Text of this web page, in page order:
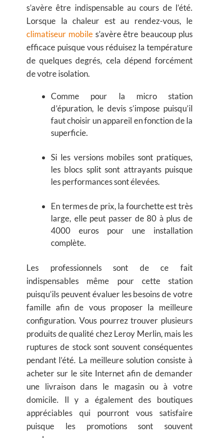
s’avère être indispensable au cours de l’été.
Lorsque la chaleur est au rendez-vous, le
climatiseur mobiles’avère être beaucoup plus
efficace puisque vous réduisez la température
de quelques degrés, cela dépend forcément
de votre isolation.
Comme pour la micro station
d’épuration, le devis s’impose puisqu’il
faut choisir un appareil en fonction de la
superficie.
Si les versions mobiles sont pratiques,
les blocs split sont attrayants puisque
les performances sont élevées.
En termes de prix, la fourchette est très
large, elle peut passer de 80 à plus de
4000 euros pour une installation
complète.
Les professionnels sont de ce fait
indispensables même pour cette station
puisqu’ils peuvent évaluer les besoins de votre
famille afin de vous proposer la meilleure
configuration. Vous pourrez trouver plusieurs
produits de qualité chez Leroy Merlin, mais les
ruptures de stock sont souvent conséquentes
pendant l’été. La meilleure solution consiste à
acheter sur le site Internet afin de demander
une livraison dans le magasin ou à votre
domicile. Il y a également des boutiques
appréciables qui pourront vous satisfaire
puisque les promotions sont souvent